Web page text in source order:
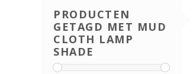
PRODUCTEN
GETAGD MET MUD
CLOTH LAMP
SHADE